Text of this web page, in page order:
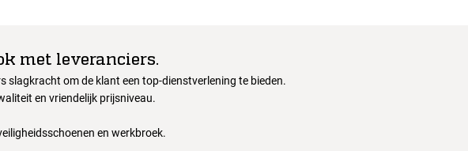
met leveranciers.
om de klant een top-dienstverlening te bieden.
en vriendelijk prijsniveau.
en werkbroek.